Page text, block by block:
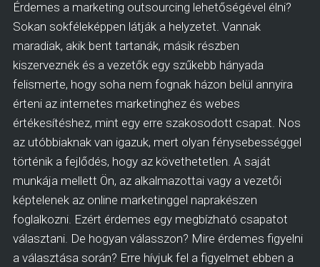
Érdemes a marketing outsourcing lehetőségével élni?
Sokan sokféleképpen látják a helyzetet. Vannak
maradiak, akik bent tartanák, másik részben
kiszerveznék és a vezetők egy szűkebb hányada
felismerte, hogy soha nem fognak házon belül annyira
érteni az internetes marketinghez és webes
értékesítéshez, mint egy erre szakosodott csapat. Nos
az utóbbiaknak van igazuk, mert olyan fénysebességgel
történik a fejlődés, hogy az követhetetlen. A saját
munkája mellett Ön, az alkalmazottai vagy a vezetői
képtelenek az online marketinggel naprakészen
foglalkozni. Ezért érdemes egy megbízható csapatot
választani. De hogyan válasszon? Mire érdemes figyelni
a választása során? Erre hívjuk fel a figyelmet ebben a